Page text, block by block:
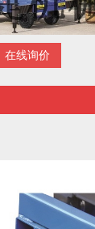
在线询价